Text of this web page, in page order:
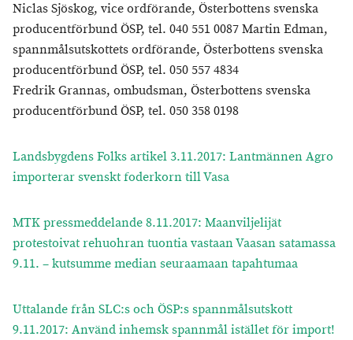
Niclas Sjöskog, vice ordförande, Österbottens svenska
producentförbund ÖSP, tel. 040 551 0087 Martin Edman,
spannmålsutskottets ordförande, Österbottens svenska
producentförbund ÖSP, tel. 050 557 4834
Fredrik Grannas, ombudsman, Österbottens svenska
producentförbund ÖSP, tel. 050 358 0198
Landsbygdens Folks artikel 3.11.2017: Lantmännen Agro
importerar svenskt foderkorn till Vasa
MTK pressmeddelande 8.11.2017: Maanviljelijät
protestoivat rehuohran tuontia vastaan Vaasan satamassa
9.11. – kutsumme median seuraamaan tapahtumaa
Uttalande från SLC:s och ÖSP:s spannmålsutskott
9.11.2017: Använd inhemsk spannmål istället för import!